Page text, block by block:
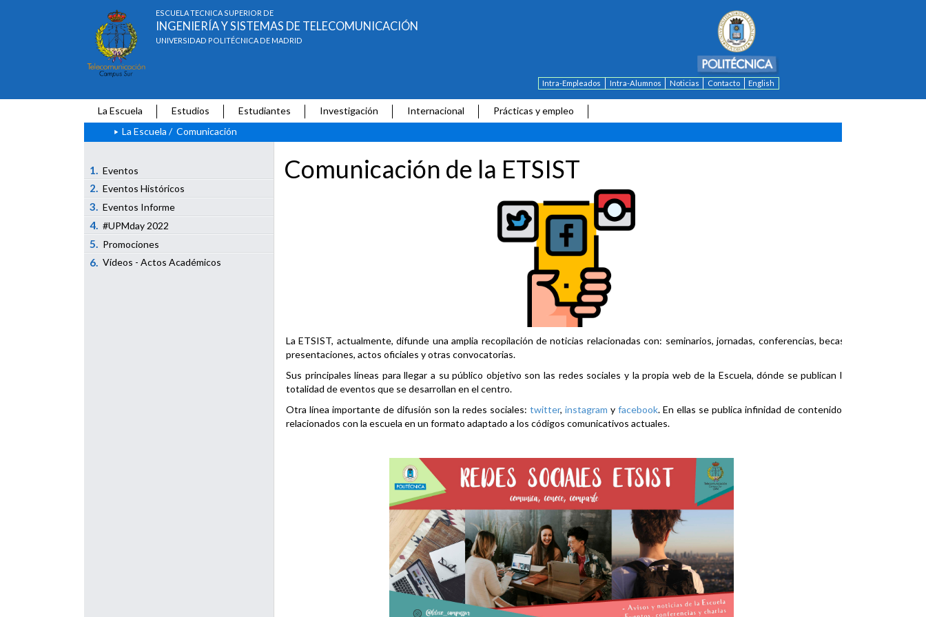
ESCUELA TÉCNICA SUPERIOR DE
INGENIERÍA Y SISTEMAS DE TELECOMUNICACIÓN
UNIVERSIDAD POLITÉCNICA DE MADRID
Intra-Empleados Intra-Alumnos Noticias Contacto English
La Escuela Estudios Estudiantes Investigación Internacional
Prácticas y empleo
La Escuela / Comunicación
1. Eventos
2. Eventos Históricos
3. Eventos Informe
4. #UPMday 2022
5. Promociones
6. Vídeos - Actos Académicos
Comunicación de la ETSIST
La ETSIST, actualmente, difunde una amplia recopilación de noticias relacionadas con: seminarios, jornadas, conferencias, becas,
presentaciones, actos oficiales y otras convocatorias.
Sus principales líneas para llegar a su público objetivo son las redes sociales y la propia web de la Escuela, dónde se publican la
totalidad de eventos que se desarrollan en el centro.
Otra línea importante de difusión son la redes sociales: twitter, instagram y facebook. En ellas se publica infinidad de contenidos
relacionados con la escuela en un formato adaptado a los códigos comunicativos actuales.